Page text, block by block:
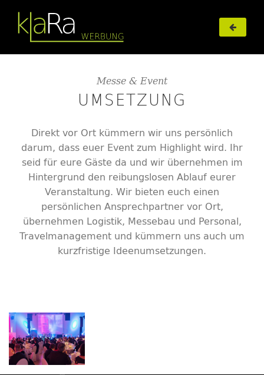
l
Messe & Event
UMSETZUNG
Direkt vor Ort kümmern wir uns persönlich
darum, dass euer Event zum Highlight wird. Ihr
seid für eure Gäste da und wir übernehmen im
Hintergrund den reibungslosen Ablauf eurer
Veranstaltung. Wir bieten euch einen
persönlichen Ansprechpartner vor Ort,
übernehmen Logistik, Messebau und Personal,
Travelmanagement und kümmern uns auch um
kurzfristige Ideenumsetzungen.